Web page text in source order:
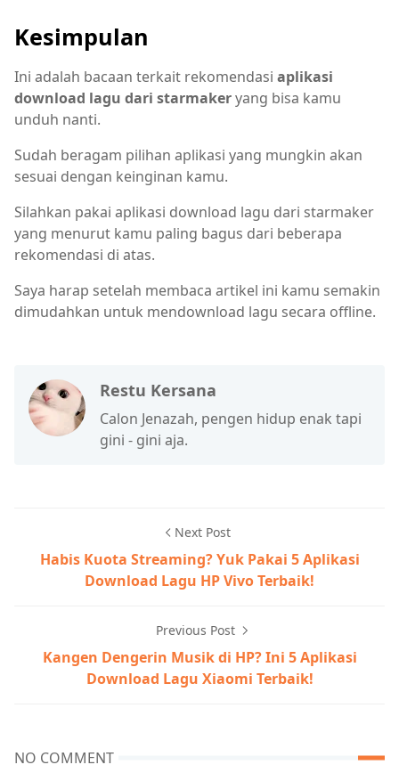
Kesimpulan
Ini adalah bacaan terkait rekomendasi aplikasi
download lagu dari starmakeryang bisa kamu
unduh nanti.
Sudah beragam pilihan aplikasi yang mungkin akan
sesuai dengan keinginan kamu.
Silahkan pakai aplikasi download lagu dari starmaker
yang menurut kamu paling bagus dari beberapa
rekomendasi di atas.
Saya harap setelah membaca artikel ini kamu semakin
dimudahkan untuk mendownload lagu secara offline.
Restu Kersana
Calon Jenazah, pengen hidup enak tapi
gini - gini aja.
Next Post
Habis Kuota Streaming? Yuk Pakai 5 Aplikasi
Download Lagu HP Vivo Terbaik!
Previous Post
Kangen Dengerin Musik di HP? Ini 5 Aplikasi
Download Lagu Xiaomi Terbaik!
NO COMMENT